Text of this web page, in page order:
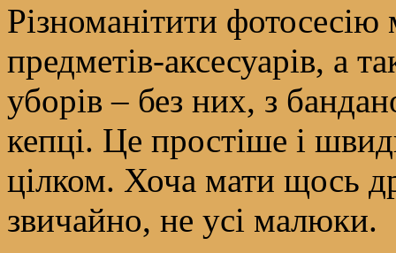
Різноманітити
предметів-аксесуарів, а
уборів – без них, з
кепці. Це простіше і
цілком. Хоча мати щось
звичайно, не усі малюки.